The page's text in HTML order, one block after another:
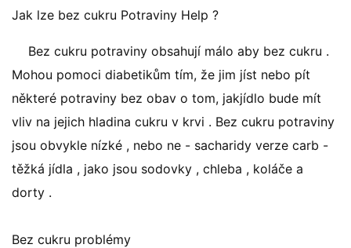
Jak lze bez cukru Potraviny Help ?
Bez cukru potraviny obsahují málo aby bez cukru .
Mohou pomoci diabetikům tím, že jim jíst nebo pít
některé potraviny bez obav o tom, jakjídlo bude mít
vliv na jejich hladina cukru v krvi . Bez cukru potraviny
jsou obvykle nízké , nebo ne - sacharidy verze carb -
těžká jídla , jako jsou sodovky , chleba , koláče a
dorty .
Bez cukru problémy